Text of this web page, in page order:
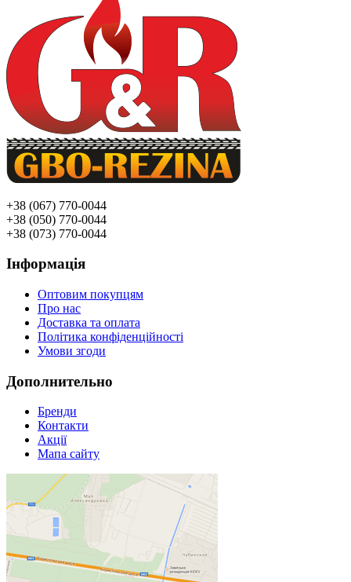
+38 (067) 770-0044
+38 (050) 770-0044
+38 (073) 770-0044
Інформація
Оптовим покупцям
Про нас
Доставка та оплата
Політика конфіденційності
Умови згоди
Дополнительно
Бренди
Контакти
Акції
Мапа сайту